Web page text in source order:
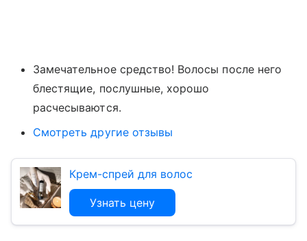
Замечательное средство! Волосы после него
блестящие, послушные, хорошо
расчесываются.
Смотреть другие отзывы
Крем-спрей для волос
Узнать цену